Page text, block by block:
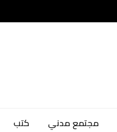
مجتمع مدني كتب